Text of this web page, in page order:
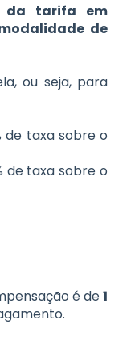
da tarifa em
de
ou seja, para
de taxa sobre o
de taxa sobre o
é de1